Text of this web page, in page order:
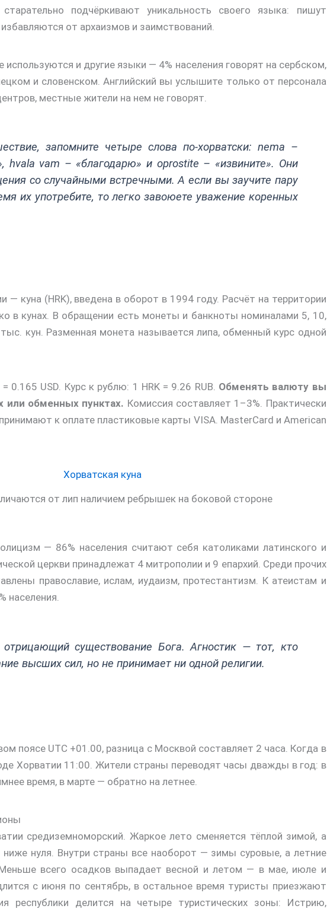
подчёркивают уникальность своего языка: пишут
от архаизмов и заимствований.
используются и другие языки — 4% населения говорят на сербском,
и словенском. Английский вы услышите только от персонала
местные жители на нем не говорят.
запомните четыре слова по-хорватски: nema –
hvala vam – «благодарю» и oprostite – «извините». Они
со случайными встречными. А если вы заучите пару
их употребите, то легко завоюете уважение коренных
— куна (HRK), введена в оборот в 1994 году. Расчёт на территории
в кунах. В обращении есть монеты и банкноты номиналами 5, 10,
кун. Разменная монета называется липа, обменный курс одной
0.165 USD. Курс к рублю: 1 HRK = 9.26 RUB. Обменять валюту вы
или обменных пунктах. Комиссия составляет 1–3%. Практически
к оплате пластиковые карты VISA. MasterCard и American
от лип наличием ребрышек на боковой стороне
— 86% населения считают себя католиками латинского и
церкви принадлежат 4 митрополии и 9 епархий. Среди прочих
православие, ислам, иудаизм, протестантизм. К атеистам и
населения.
существование Бога. Агностик — тот, кто
высших сил, но не принимает ни одной религии.
поясе UTC +01.00, разница с Москвой составляет 2 часа. Когда в
Хорватии 11:00. Жители страны переводят часы дважды в год: в
время, в марте — обратно на летнее.
средиземноморский. Жаркое лето сменяется тёплой зимой, а
ниже нуля. Внутри страны все наоборот — зимы суровые, а летние
всего осадков выпадает весной и летом — в мае, июле и
с июня по сентябрь, в остальное время туристы приезжают
республики делится на четыре туристических зоны: Истрию,